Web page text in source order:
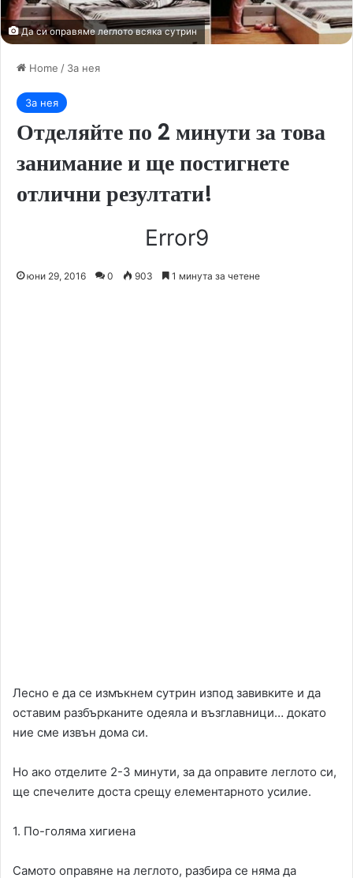
Да си оправяме леглото всяка сутрин
Home / За нея
За нея
Отделяйте по 2 минути за това
занимание и ще постигнете
отлични резултати!
Error9
юни 29, 2016 0 903 1 минута за четене
Лесно е да се измъкнем сутрин изпод завивките и да
оставим разбърканите одеяла и възглавници… докато
ние сме извън дома си.
Но ако отделите 2-3 минути, за да оправите леглото си,
ще спечелите доста срещу елементарното усилие.
1. По-голяма хигиена
Самото оправяне на леглото, разбира се няма да